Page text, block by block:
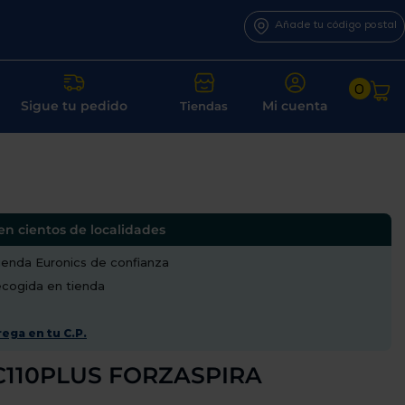
Añade tu código postal
Sigue tu pedido Tiendas Mi cuenta
0
cientos de localidades
Euronics de confianza
en tienda
en tu C.P.
FORZASPIRA